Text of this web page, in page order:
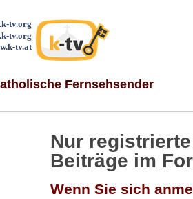
tv.org
tv.org
tv.at
Fernsehsender
Nur
Beiträge im
Wenn Sie sich